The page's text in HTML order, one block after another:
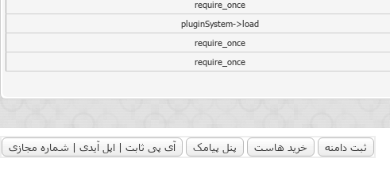
require_once
pluginSystem->load
require_once
require_once
ثبت دامنه خرید هاست پنل پیامک آی پی ثابت | اپل آیدی | شماره مجازی